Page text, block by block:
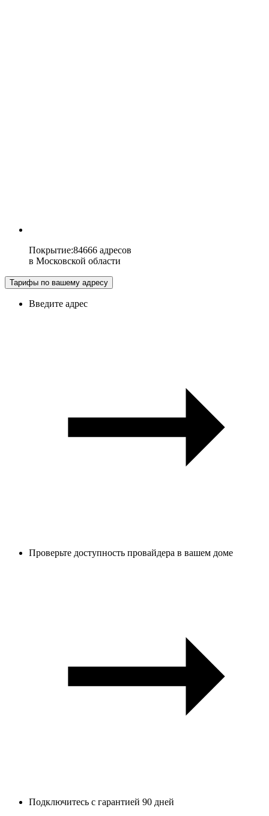
Покрытие:84666 адресов
в Московской области
Тарифы по вашему адресу
Введите адрес
Проверьте доступность провайдера в вашем доме
Подключитесь с гарантией 90 дней